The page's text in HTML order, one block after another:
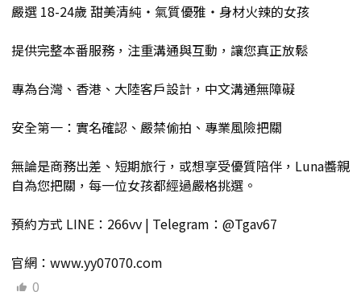
嚴選 18-24歲 甜美清純・氣質優雅・身材火辣的女孩
提供完整本番服務，注重溝通與互動，讓您真正放鬆
專為台灣、香港、大陸客戶設計，中文溝通無障礙
安全第一：實名確認、嚴禁偷拍、專業風險把關
無論是商務出差、短期旅行，或想享受優質陪伴，Luna醬親
自為您把關，每一位女孩都經過嚴格挑選。
預約方式 LINE：266vv | Telegram：@Tgav67
官網：www.yy07070.com
0